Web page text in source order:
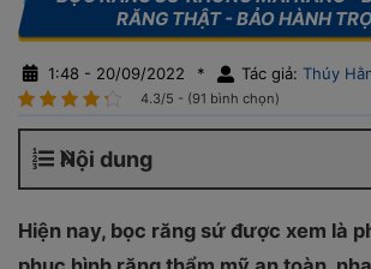
1:48 - 20/09/2022 * Tác giả: Thúy
4.3/5 - (91 bình chọn)
Nội dung
Hiện nay, bọc răng sứ được xem là